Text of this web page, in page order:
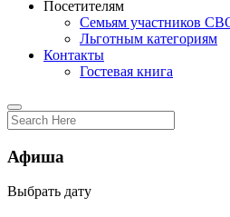
Посетителям
Семьям участников
Льготным категориям
Контакты
Гостевая книга
Афиша
Выбрать дату